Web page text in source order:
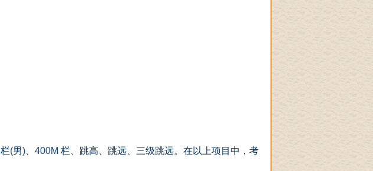
栏(男)、 400M 栏、跳高、跳远、三级跳远。在以上项目中，考